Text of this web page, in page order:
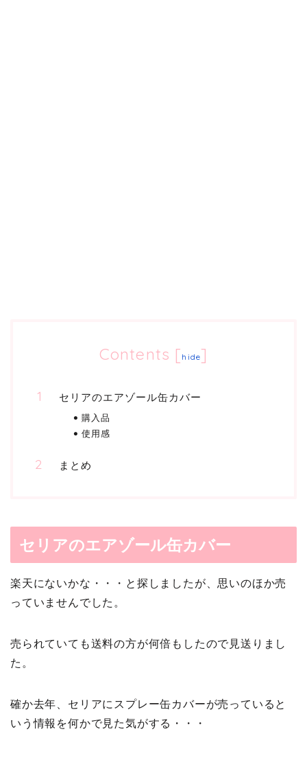
Contents [ hide]
セリアのエアゾール缶カバー
購入品
使用感
まとめ
セリアのエアゾール缶カバー
楽天にないかな・・・と探しましたが、思いのほか売
っていませんでした。
売られていても送料の方が何倍もしたので見送りまし
た。
確か去年、セリアにスプレー缶カバーが売っていると
いう情報を何かで見た気がする・・・